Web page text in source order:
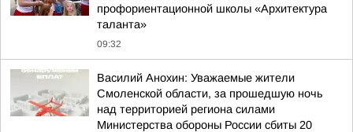
профориентационной школы «Архитектура
таланта»
09:32
Василий Анохин: Уважаемые жители
Смоленской области, за прошедшую ночь
над территорией региона силами
Министерства обороны России сбиты 20